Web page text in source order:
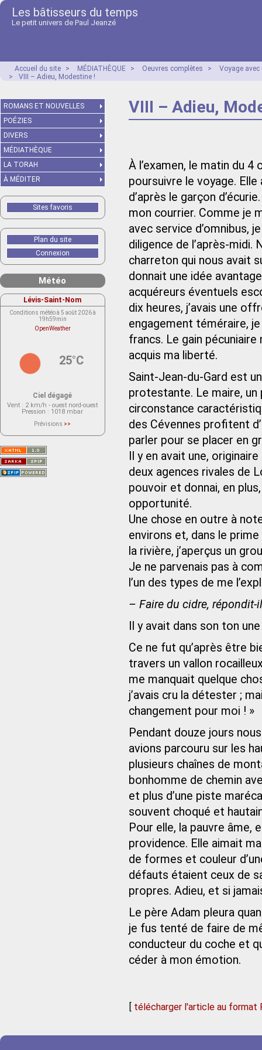
Les bâtisseurs du temps
Le petit univers de Paul Jeanzé
Accueil du site > MÉDIATHÈQUE > Oeuvres complètes >
Voyage avec
>
VIII – Adieu, Modestine !
VIII – Adieu,
À l’examen, le matin du
poursuivre le voyage.
d’après le garçon
mon courrier. Comme je
avec service d’omnibus,
diligence de l’après-
charreton qui nous avait
donnait une idée
acquéreurs éventuels
dix heures, j’avais une
engagement téméraire,
francs. Le gain pécuniaire
acquis ma liberté.
Saint-Jean-du-Gard est
protestante. Le maire, un
circonstance
des Cévennes profitent
parler pour se placer en
Il y en avait une,
deux agences rivales de
pouvoir et donnai, en
opportunité.
Une chose en outre à
environs et, dans le
la rivière, j’aperçus un
Je ne parvenais pas à
l’un des types de me
– Faire du cidre, répondit-
Il y avait dans son ton
Ce ne fut qu’après être
travers un vallon
me manquait quelque
j’avais cru la détester ;
changement pour moi ! »
Pendant douze jours
avions parcouru sur les
plusieurs chaînes de
bonhomme de chemin
et plus d’une piste
souvent choqué et
Pour elle, la pauvre âme,
providence. Elle aimait
de formes et couleur
défauts étaient ceux de
propres. Adieu, et si
Le père Adam pleura
je fus tenté de faire de
conducteur du coche et
céder à mon émotion.
[ télécharger l'article au format
ROMANS ET NOUVELLES
POÉZIES
DIVERS
MÉDIATHÈQUE
LA TORAH
À MÉDITER
Sites favoris
Plan du site
Connexion
Météo
Lévis-Saint-Nom
Conditions météo à 5 août 2026 à
19h59min
OpenWeather
25°C
Ciel dégagé
Vent : 2 km/h - ouest nord-ouest
Pression : 1018 mbar
Prévisions >>
actuellement aucune prévision
Saint-Nom.
Veuillez consulter le message du
service ci-dessous.
(401 - Invalid API key. Please see
https://openweathermap.org/faq#error401